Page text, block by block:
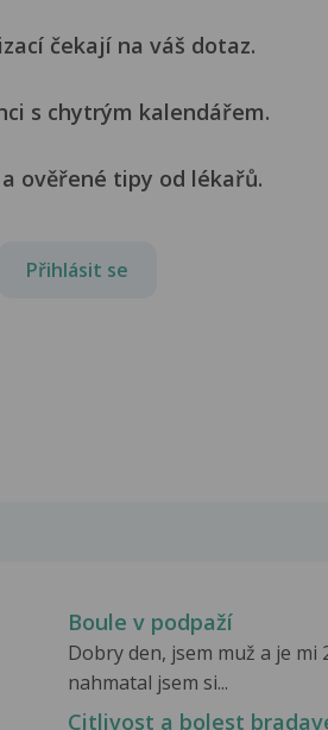
čekají na váš dotaz.
s chytrým kalendářem.
ověřené tipy od lékařů.
Přihlásit se
Boule v podpaží
Dobry den, jsem muž a je mi
nahmatal jsem si...
Citlivost a bolest